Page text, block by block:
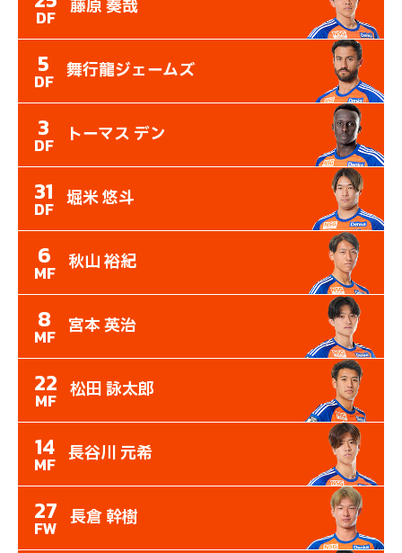
DF 藤原 奏哉
5
DF 舞行龍ジェームズ
3
DF トーマス デン
31
DF 堀米 悠斗
6
MF 秋山 裕紀
8
MF 宮本 英治
22
MF 松田 詠太郎
14
MF 長谷川 元希
27
FW 長倉 幹樹